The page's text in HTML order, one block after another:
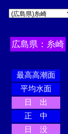
広島県：糸崎
最高高潮面
平均水面
日 出
正 中
日 没